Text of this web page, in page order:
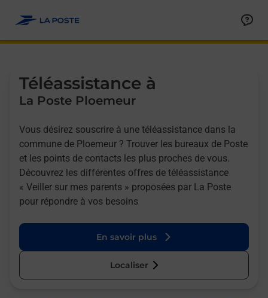
Téléassistance à
La Poste Ploemeur
Vous désirez souscrire à une téléassistance dans la
commune de Ploemeur ? Trouver les bureaux de Poste
et les points de contacts les plus proches de vous.
Découvrez les différentes offres de téléassistance
« Veiller sur mes parents » proposées par La Poste
pour répondre à vos besoins
En savoir plus
Localiser